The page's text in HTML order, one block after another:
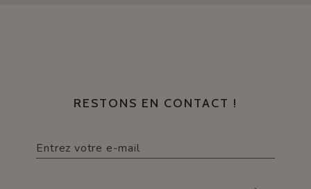
RESTONS EN CONTACT !